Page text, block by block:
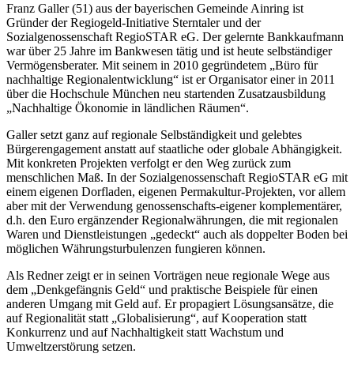
Franz Galler (51) aus der bayerischen Gemeinde Ainring ist
Gründer der Regiogeld-Initiative Sterntaler und der
Sozialgenossenschaft RegioSTAR eG. Der gelernte Bankkaufmann
war über 25 Jahre im Bankwesen tätig und ist heute selbständiger
Vermögensberater. Mit seinem in 2010 gegründetem „Büro für
nachhaltige Regionalentwicklung“ ist er Organisator einer in 2011
über die Hochschule München neu startenden Zusatzausbildung
„Nachhaltige Ökonomie in ländlichen Räumen“.
Galler setzt ganz auf regionale Selbständigkeit und gelebtes
Bürgerengagement anstatt auf staatliche oder globale Abhängigkeit.
Mit konkreten Projekten verfolgt er den Weg zurück zum
menschlichen Maß. In der Sozialgenossenschaft RegioSTAR eG mit
einem eigenen Dorfladen, eigenen Permakultur-Projekten, vor allem
aber mit der Verwendung genossenschafts-eigener komplementärer,
d.h. den Euro ergänzender Regionalwährungen, die mit regionalen
Waren und Dienstleistungen „gedeckt“ auch als doppelter Boden bei
möglichen Währungsturbulenzen fungieren können.
Als Redner zeigt er in seinen Vorträgen neue regionale Wege aus
dem „Denkgefängnis Geld“ und praktische Beispiele für einen
anderen Umgang mit Geld auf. Er propagiert Lösungsansätze, die
auf Regionalität statt „Globalisierung“, auf Kooperation statt
Konkurrenz und auf Nachhaltigkeit statt Wachstum und
Umweltzerstörung setzen.